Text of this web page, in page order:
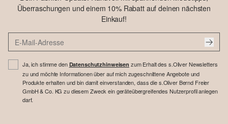
Überraschungen und einem 10% Rabatt auf deinen nächsten
Einkauf!
Ja, ich stimme den Datenschutzhinweisen zum Erhalt des s.Oliver Newsletters
zu und möchte Informationen über auf mich zugeschnittene Angebote und
Produkte erhalten und bin damit einverstanden, dass die s.Oliver Bernd Freier
GmbH & Co. KG zu diesem Zweck ein geräteübergreifendes Nutzerprofil anlegen
darf.